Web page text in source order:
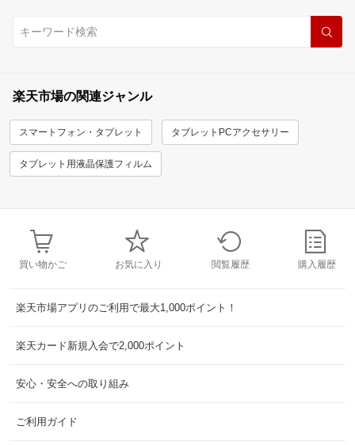
楽天市場の関連ジャンル
スマートフォン・タブレット タブレットPCアクセサリー
タブレット用液晶保護フィルム
買い物かご お気に入り 閲覧履歴 購入履歴
楽天市場アプリのご利用で最大1,000ポイント！
楽天カード新規入会で2,000ポイント
安心・安全への取り組み
ご利用ガイド